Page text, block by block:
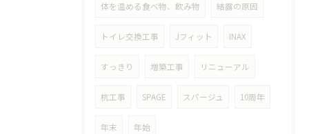
体を温める食べ物、飲み物 結露の原因
トイレ交換工事 Jフィット INAX
すっきり 増築工事 リニューアル
杭工事 SPAGE スパージュ 10周年
年末 年始